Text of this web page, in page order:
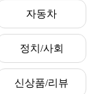
자동차
정치/사회
신상품/리뷰